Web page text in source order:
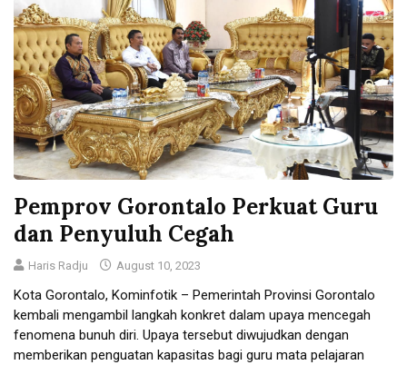
Pemprov Gorontalo Perkuat Guru
dan Penyuluh Cegah
Haris Radju August 10, 2023
Kota Gorontalo, Kominfotik – Pemerintah Provinsi Gorontalo
kembali mengambil langkah konkret dalam upaya mencegah
fenomena bunuh diri. Upaya tersebut diwujudkan dengan
memberikan penguatan kapasitas bagi guru mata pelajaran